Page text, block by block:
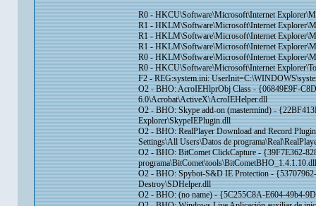
R0 - HKCU\Software\Microsoft\Internet
R1 - HKLM\Software\Microsoft\Internet
R1 - HKLM\Software\Microsoft\Internet
R1 - HKLM\Software\Microsoft\Internet
R0 - HKLM\Software\Microsoft\Internet
R0 - HKCU\Software\Microsoft\Internet
F2 - REG:system.ini:
O2 - BHO: AcroIEHlprObj Class - {06849E9F-
6.0\Acrobat\ActiveX\AcroIEHelper.dll
O2 - BHO: Skype add-on (mastermind) -
Explorer\SkypeIEPlugin.dll
O2 - BHO: RealPlayer Download and Record
Settings\All Users\Datos de
O2 - BHO: BitComet ClickCapture - {39F7E362-
programa\BitComet\tools\BitCometBHO_1.4.1.10.dll
O2 - BHO: Spybot-S&D IE Protection -
Destroy\SDHelper.dll
O2 - BHO: (no name) - {5C255C8A-E604-49b4-